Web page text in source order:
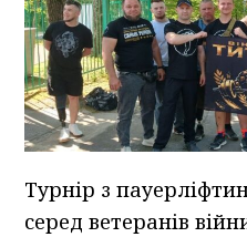
Турнір з
серед ветеранів